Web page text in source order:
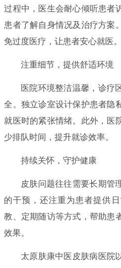
过程中，医生会耐心倾听患者
患者了解自身情况及治疗方案
免过度医疗，让患者安心就医。
注重细节，提供舒适环境
医院环境整洁温馨，诊疗
全。独立诊室设计保护患者隐
就医时的紧张情绪。此外，医
少排队时间，提升就诊效率。
持续关怀，守护健康
皮肤问题往往需要长期管
的干预，还注重为患者提供
教、定期随访等方式，帮助患
效果。
太原肤康中医皮肤病医院